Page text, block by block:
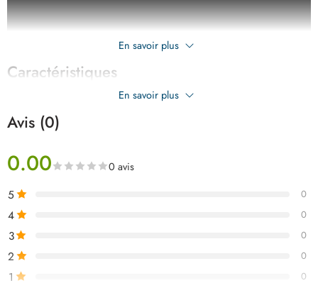
En savoir plus
Caractéristiques
En savoir plus
Avis (0)
0.00 0 avis
5 0
4 0
3 0
2 0
1 0